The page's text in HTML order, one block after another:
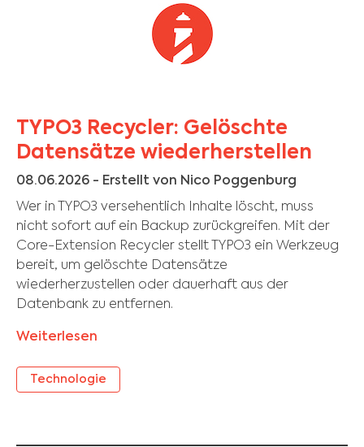
TYPO3 Recycler: Gelöschte
Datensätze wiederherstellen
08.06.2026 - Erstellt von Nico Poggenburg
Wer in TYPO3 versehentlich Inhalte löscht, muss
nicht sofort auf ein Backup zurückgreifen. Mit der
Core-Extension Recycler stellt TYPO3 ein Werkzeug
bereit, um gelöschte Datensätze
wiederherzustellen oder dauerhaft aus der
Datenbank zu entfernen.
Weiterlesen
Technologie